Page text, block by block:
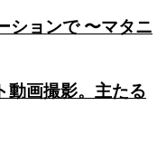
ションで 〜マタニ
動画撮影。主たる